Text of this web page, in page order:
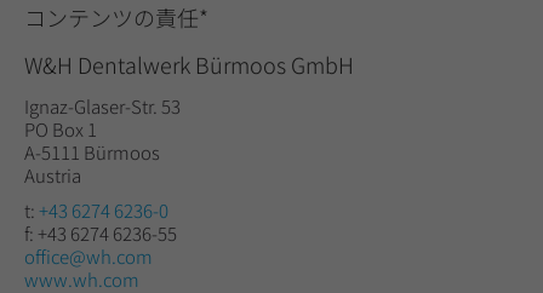
コンテンツの責任*
W&H Dentalwerk Bürmoos GmbH
Ignaz-Glaser-Str. 53
PO Box 1
A-5111 Bürmoos
Austria
t:+43 6274 6236-0
f:+43 6274 6236-55
office@wh.com
www.wh.com